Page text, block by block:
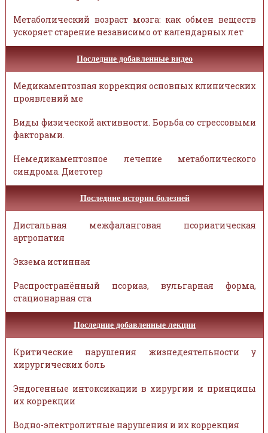
Метаболический возраст мозга: как обмен веществ
ускоряет старение независимо от календарных лет
Последние добавленные видео
Медикаментозная коррекция основных клинических
проявлений ме
Виды физической активности. Борьба со стрессовыми
факторами.
Немедикаментозное лечение метаболического
синдрома. Диетотер
Последние истории болезней
Дистальная межфаланговая псориатическая
артропатия
Экзема истинная
Распространённый псориаз, вульгарная форма,
стационарная ста
Последние добавленные лекции
Критические нарушения жизнедеятельности у
хирургических боль
Эндогенные интоксикации в хирургии и принципы
их коррекции
Водно-электролитные нарушения и их коррекция